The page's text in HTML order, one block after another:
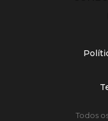
Todos